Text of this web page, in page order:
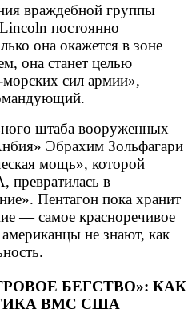
враждебной группы
постоянно
она окажется в зоне
она станет целью
сил армии», —
штаба вооруженных
Эбрахим Зольфагари
мощь», которой
превратилась в
Пентагон пока хранит
— самое красноречивое
американцы не знают, как
БЕГСТВО»: КАК
ВМС США